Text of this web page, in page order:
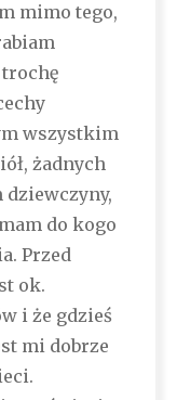
mimo tego,
wszystkim
żadnych
dziewczyny,
do kogo
Przed
ok.
i że gdzieś
mi dobrze